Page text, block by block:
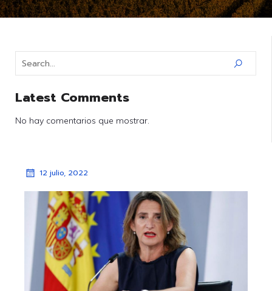
Latest Comments
No hay comentarios que mostrar.
12 julio, 2022